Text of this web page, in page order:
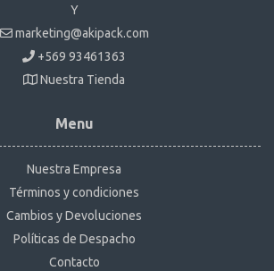
Y
marketing@akipack.com
+569 93461363
Nuestra Tienda
Menu
Nuestra Empresa
Términos y condiciones
Cambios y Devoluciones
Políticas de Despacho
Contacto